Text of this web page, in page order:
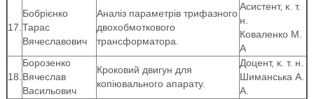
17.
Бобрієнко
Тарас
Вячеславович
Аналіз параметрів трифазного
двохобмоткового
трансформатора.
Асистент, к. т.
н.
Коваленко М.
А
18.
Борозенко
Вячеслав
Васильович
Кроковий двигун для
копіювального апарату.
Доцент, к. т. н.
Шиманська А.
А.